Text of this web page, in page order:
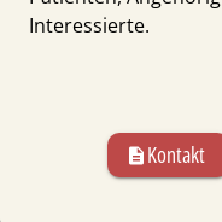
Interessierte.
description Kontakt